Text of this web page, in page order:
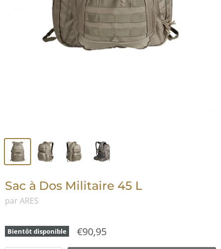
Sac à Dos Militaire 45 L
par ARES
Bientôt disponible €90,95